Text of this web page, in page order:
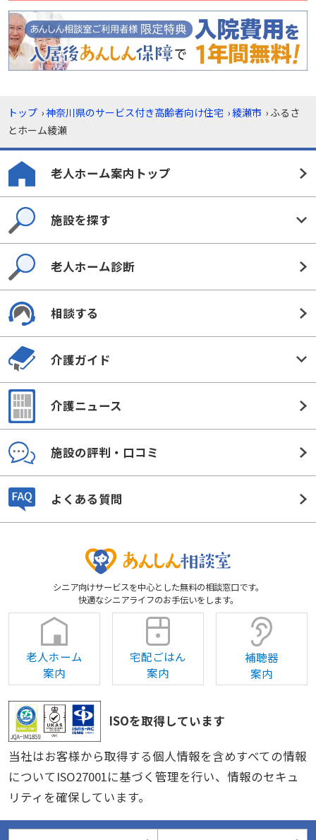
トップ ›神奈川県のサービス付き高齢者向け住宅 ›綾瀬市 ›ふるさ
とホーム綾瀬
老人ホーム案内トップ
施設を探す
老人ホーム診断
相談する
介護ガイド
介護ニュース
施設の評判・口コミ
よくある質問
シニア向けサービスを中心とした無料の相談窓口です。
快適なシニアライフのお手伝いをします。
老人ホーム
案内
宅配ごはん
案内
補聴器
案内
ISOを取得しています
当社はお客様から取得する個人情報を含めすべての情報
についてISO27001に基づく管理を行い、情報のセキュ
リティを確保しています。